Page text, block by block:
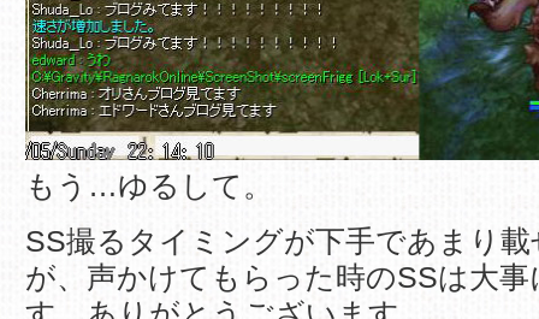
もう…ゆるして。
SS撮るタイミングが下手であまり
が、声かけてもらった時のSSは大